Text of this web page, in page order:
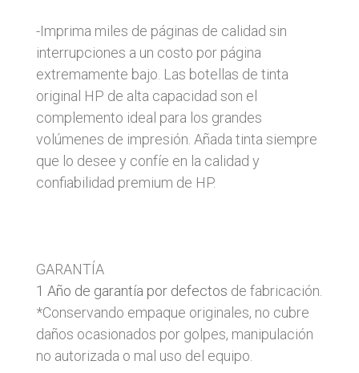
-Imprima miles de páginas de calidad sin
interrupciones a un costo por página
extremamente bajo. Las botellas de tinta
original HP de alta capacidad son el
complemento ideal para los grandes
volúmenes de impresión. Añada tinta siempre
que lo desee y confíe en la calidad y
confiabilidad premium de HP.
GARANTÍA
1 Año de garantía por defectos de fabricación.
*Conservando empaque originales, no cubre
daños ocasionados por golpes, manipulación
no autorizada o mal uso del equipo.